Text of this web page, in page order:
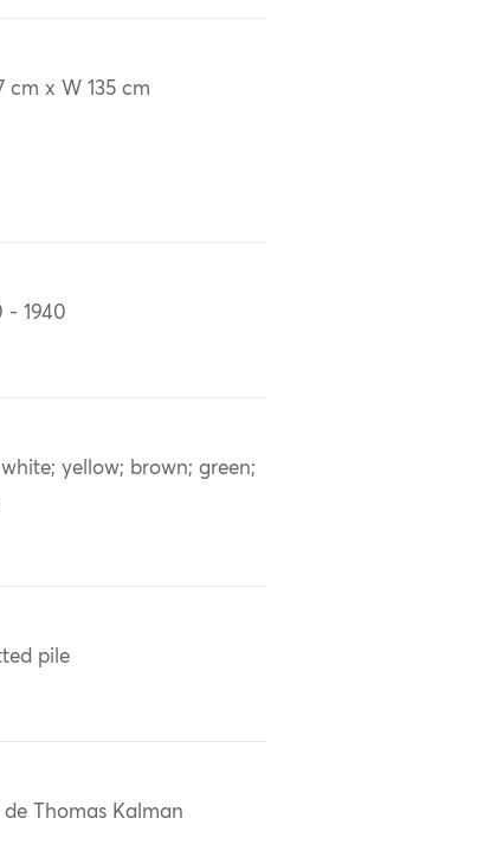
cm x W 135 cm
- 1940
yellow; brown; green;
pile
de Thomas Kalman